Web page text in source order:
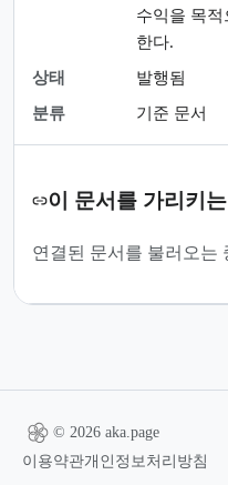
수익을 목적
한다.
상태
발행됨
분류
기준 문서
이 문서를 가리키
연결된 문서를 불러오는
© 2026 aka.page
이용약관개인정보처리방침